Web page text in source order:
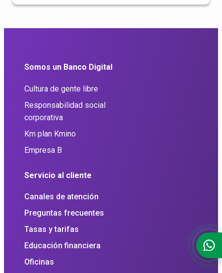
Somos un Banco Digital
Cultura de gente libre
Responsabilidad social
corporativa
Km plan Kmino
Empresa B
Servicio al cliente
Canales de atención
Preguntas frecuentes
Tasas y tarifas
Educación financiera
Oficinas